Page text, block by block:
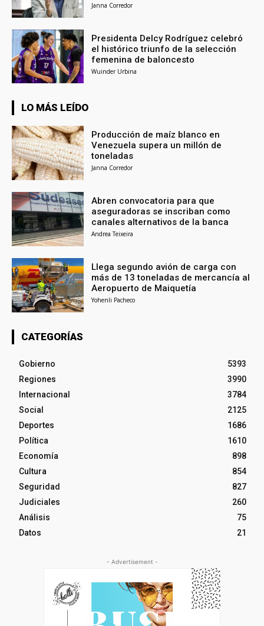
Janna Corredor
Presidenta Delcy Rodríguez celebró
el histórico triunfo de la selección
femenina de baloncesto
Wuinder Urbina
LO MÁS LEÍDO
Producción de maíz blanco en
Venezuela supera un millón de
toneladas
Janna Corredor
Abren convocatoria para que
aseguradoras se inscriban como
canales alternativos de la banca
Andrea Teixeira
Llega segundo avión de carga con
más de 13 toneladas de mercancía al
Aeropuerto de Maiquetía
Yohenli Pacheco
CATEGORÍAS
Gobierno
5393
Regiones
3990
Internacional
3784
Social
2125
Deportes
1686
Política
1610
Economía
898
Cultura
854
Seguridad
827
Judiciales
260
Análisis
75
Datos
21
- Advertisement -